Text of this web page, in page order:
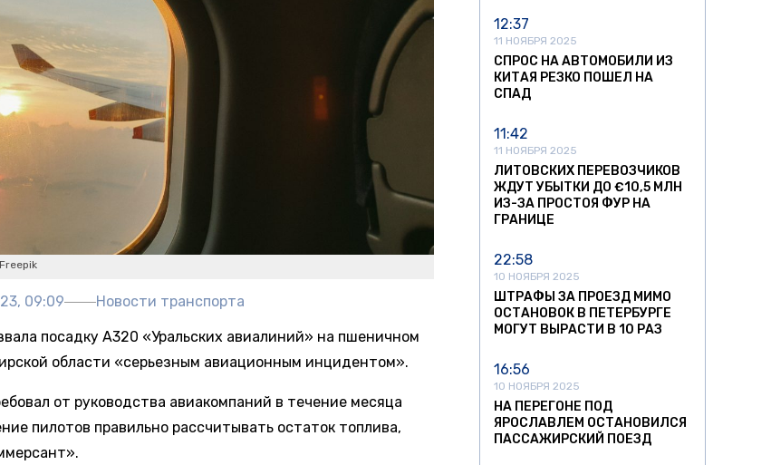
09:09 Новости транспорта
посадку A320 «Уральских авиалиний» на пшеничном
области «серьезным авиационным инцидентом».
от руководства авиакомпаний в течение месяца
пилотов правильно рассчитывать остаток топлива,
12:37
11 НОЯБРЯ 2025
СПРОС НА АВТОМОБИЛИ ИЗ
КИТАЯ РЕЗКО ПОШЕЛ НА
СПАД
11:42
11 НОЯБРЯ 2025
ЛИТОВСКИХ ПЕРЕВОЗЧИКОВ
ЖДУТ УБЫТКИ ДО €10,5 МЛН
ИЗ-ЗА ПРОСТОЯ ФУР НА
ГРАНИЦЕ
22:58
10 НОЯБРЯ 2025
ШТРАФЫ ЗА ПРОЕЗД МИМО
ОСТАНОВОК В ПЕТЕРБУРГЕ
МОГУТ ВЫРАСТИ В 10 РАЗ
16:56
10 НОЯБРЯ 2025
НА ПЕРЕГОНЕ ПОД
ЯРОСЛАВЛЕМ ОСТАНОВИЛСЯ
ПАССАЖИРСКИЙ ПОЕЗД